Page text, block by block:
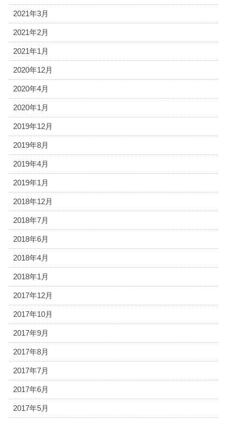
2021年3月
2021年2月
2021年1月
2020年12月
2020年4月
2020年1月
2019年12月
2019年8月
2019年4月
2019年1月
2018年12月
2018年7月
2018年6月
2018年4月
2018年1月
2017年12月
2017年10月
2017年9月
2017年8月
2017年7月
2017年6月
2017年5月